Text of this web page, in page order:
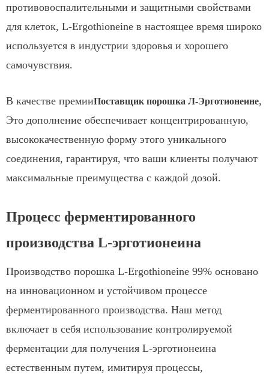
противовоспалительными и защитными свойствами
для клеток, L-Ergothioneine в настоящее время широко
используется в индустрии здоровья и хорошего
самочувствия.
В качестве премииПоставщик порошка Л-Эрготионеине,
Это дополнение обеспечивает концентрированную,
высококачественную форму этого уникального
соединения, гарантируя, что ваши клиенты получают
максимальные преимущества с каждой дозой.
Процесс ферментированного
производства L-эрготионеина
Производство порошка L-Ergothioneine 99% основано
на инновационном и устойчивом процессе
ферментированного производства. Наш метод
включает в себя использование контролируемой
ферментации для получения L-эрготионеина
естественным путем, имитируя процессы,